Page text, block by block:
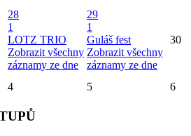
28
1
LOTZ TRIO
Zobrazit všechny
záznamy ze dne
29
1
Guláš fest
Zobrazit všechny
záznamy ze dne
30
4 5 6